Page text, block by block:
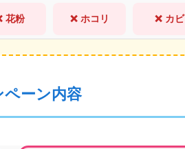
花粉 ❌ ホコリ ❌ カビ
ペーン内容